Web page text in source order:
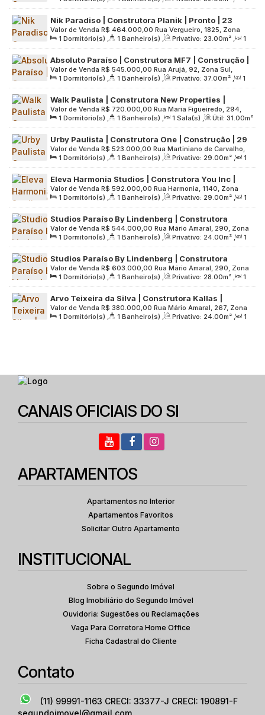
Sala(s) , Útil: 32.00m²
Nik Paradiso | Construtora Planik | Pronto | 23
metros | studios | com varanda | sem vaga
R$ 464.000,00
Valor de Venda
Rua Vergueiro, 1825, Zona
Sul, 04101-904, Paraíso, São Paulo, São Paulo, Brasil
1 Dormitório(s) , 1 Banheiro(s) , Privativo: 23.00m² ,
1
Sala(s) , Útil: 23.00m² , Terreno: 996.00m²
Absoluto Paraíso | Construtora MF7 | Construção |
37 metros | 01 suíte | varanda | sem vaga
R$ 545.000,00
Valor de Venda
Rua Arujá, 92, Zona Sul,
04104-040, Paraíso, São Paulo, São Paulo, Brasil
1 Dormitório(s) , 1 Banheiro(s) , Privativo: 37.00m² ,
1
Sala(s) , 1 Suíte(s) , Útil: 37.00m² , Terreno: 818.00m²
Walk Paulista | Construtora New Properties |
Construção | 31 metros | 01 dormitório | com
varanda
R$ 720.000,00
Valor de Venda
Rua Maria Figueiredo, 294,
04002-001, Paraíso, São Paulo, São Paulo, Brasil
1 Dormitório(s) , 1 Banheiro(s) , 1 Sala(s) , Útil: 31.00m²
,
Terreno: 784.00m²
Urby Paulista | Construtora One | Construção | 29
metros | 01 dormitório com varanda | sem vaga
R$ 523.000,00
Valor de Venda
Rua Martiniano de Carvalho,
446, Zona Central, 01321-000, Bela Vista, São Paulo, São
Paulo, Brasil
1 Dormitório(s) , 1 Banheiro(s) , Privativo: 29.00m² ,
1
Sala(s) , Útil: 29.00m² , Terreno: 786.00m²
Eleva Harmonia Studios | Construtora You Inc |
Construção | 29 metros | 01 dormitório | com
varanda | sem vaga
R$ 592.000,00
Valor de Venda
Rua Harmonia, 1140, Zona
Oeste, 05435-001, Sumarezinho, São Paulo, São Paulo,
Brasil
1 Dormitório(s) , 1 Banheiro(s) , Privativo: 29.00m² ,
1
Sala(s) , Útil: 29.00m² , Terreno: 2760.00m²
Studios Paraíso By Lindenberg | Construtora
Lindenberg | Construção | 24 metros | studios com
varanda | sem vaga
R$ 544.000,00
Valor de Venda
Rua Mário Amaral, 290, Zona
Sul, 04002-021, Paraíso, São Paulo, São Paulo, Brasil
1 Dormitório(s) , 1 Banheiro(s) , Privativo: 24.00m² ,
1
Sala(s) , Útil: 24.00m² , Terreno: 1782.00m²
Studios Paraíso By Lindenberg | Construtora
Lindenberg | Construção | 28 metros | studios com
varanda | sem vaga
R$ 603.000,00
Valor de Venda
Rua Mário Amaral, 290, Zona
Sul, 04002-021, Paraíso, São Paulo, São Paulo, Brasil
1 Dormitório(s) , 1 Banheiro(s) , Privativo: 28.00m² ,
1
Sala(s) , Útil: 28.00m² , Terreno: 1782.00m²
Arvo Teixeira da Silva | Construtora Kallas |
Construção | 24 Metros | Studios com Varanda |
sem Vaga
R$ 380.000,00
Valor de Venda
Rua Mário Amaral, 267, Zona
Sul, 04002-021, Paraíso, São Paulo, São Paulo, Brasil
1 Dormitório(s) , 1 Banheiro(s) , Privativo: 24.00m² ,
1
CANAIS OFICIAIS DO SI
APARTAMENTOS
Apartamentos no Interior
Apartamentos Favoritos
Solicitar Outro Apartamento
INSTITUCIONAL
Sobre o Segundo Imóvel
Blog Imobiliário do Segundo Imóvel
Ouvidoria: Sugestões ou Reclamações
Vaga Para Corretora Home Office
Ficha Cadastral do Cliente
Contato
(11) 99991-1163 CRECI: 33377-J CRECI: 190891-F
segundoimovel@gmail.com